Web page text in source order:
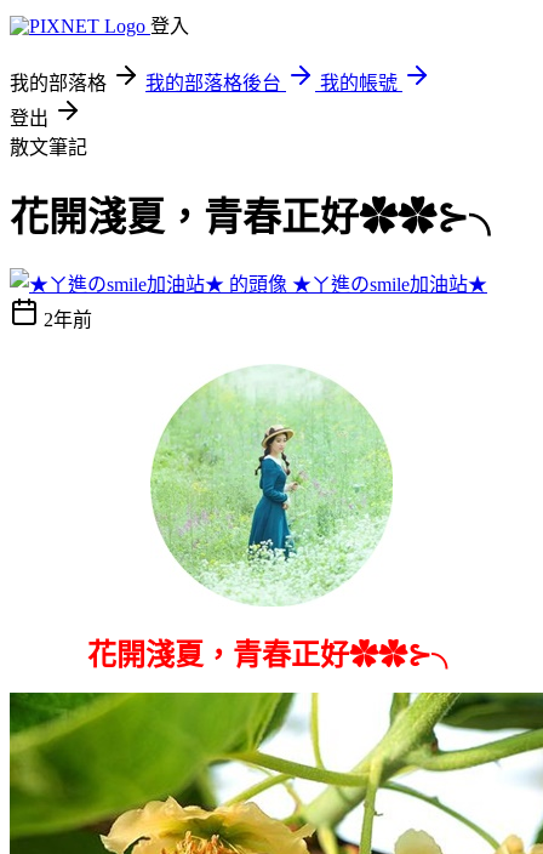
登入
我的部落格 我的部落格後台
我的帳號
登出
散文筆記
花開淺夏，青春正好✿✿⊱╮
★ㄚ進のsmile加油站★
2年前
花開淺夏，青春正好✿✿⊱╮